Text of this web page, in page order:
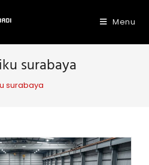
Menu
surabaya
surabaya